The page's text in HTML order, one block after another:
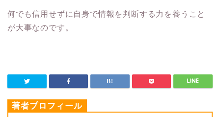
何でも信用せずに自身で情報を判断する力を養うこと
が大事なのです。
著者プロフィール